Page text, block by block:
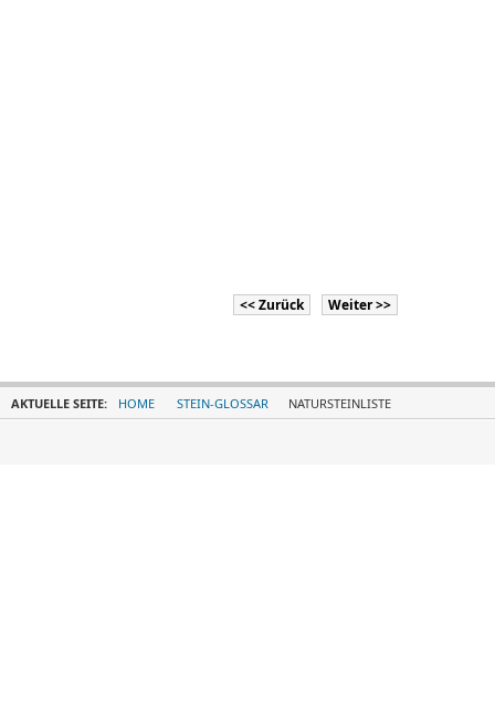
<< Zurück Weiter >>
AKTUELLE SEITE: HOME STEIN-GLOSSAR NATURSTEINLISTE